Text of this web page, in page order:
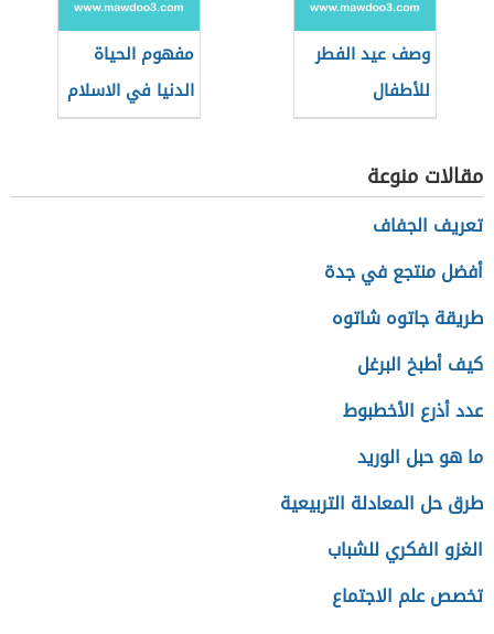
وصف عيد الفطر
للأطفال
مفهوم الحياة
الدنيا في الاسلام
مقالات منوعة
تعريف الجفاف
أفضل منتجع في جدة
طريقة جاتوه شاتوه
كيف أطبخ البرغل
عدد أذرع الأخطبوط
ما هو حبل الوريد
طرق حل المعادلة التربيعية
الغزو الفكري للشباب
تخصص علم الاجتماع